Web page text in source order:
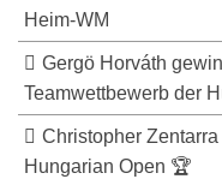
Heim-WM
Gergö Horváth
Teamwettbewerb der
Christopher
Hungarian Open 🏆